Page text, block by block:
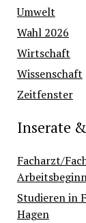
Umwelt
Wahl 2026
Wirtschaft
Wissenschaft
Zeitfenster
Inserate
Facharzt/
Studieren in
Hagen